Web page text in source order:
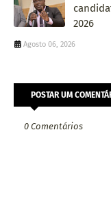
2026
Agosto 06, 2026
POSTAR UM
0 Comentários